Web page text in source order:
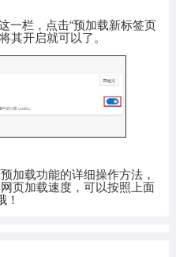
一栏，点击“预加载新标签页
其开启就可以了。
加载功能的详细操作方法，
页加载速度，可以按照上面
！